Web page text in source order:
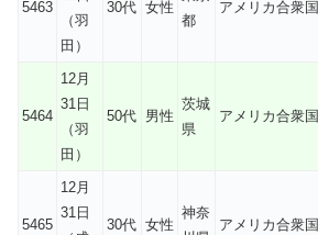
5463
（羽
田）
30代 女性
都
アメリカ合衆国
5464
12月
31日
（羽
田）
50代 男性
茨城
県
アメリカ合衆国
5465
12月
31日
30代 女性
神奈
アメリカ合衆国